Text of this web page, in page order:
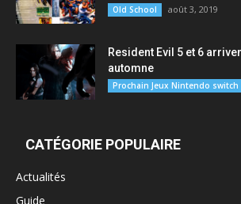
Old School août 3, 2019
Resident Evil 5 et 6
automne
Prochain Jeux Nintendo switch
CATÉGORIE POPULAIRE
Actualités
Guide